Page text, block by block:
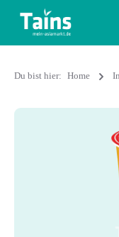
Du bist hier: Home